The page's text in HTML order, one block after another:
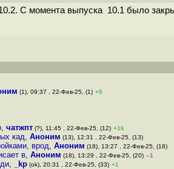
С момента выпуска 10.1 было
(1), 09:37 , 22-Фев-25, (1) +5
, чатжпт (?), 11:45 , 22-Фев-25, (12) +16
кад, Аноним (13), 12:31 , 22-Фев-25, (13)
врод, Аноним (18), 13:27 , 22-Фев-25, (18)
в, Аноним (18), 13:29 , 22-Фев-25, (20) –1
, _kp (ok), 20:31 , 22-Фев-25, (33) +1